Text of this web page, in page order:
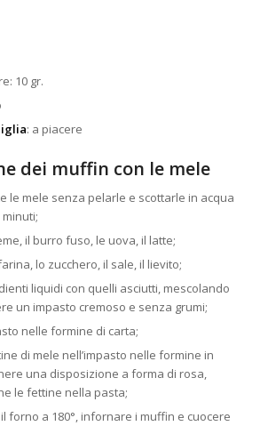
10 gr.
: a piacere
dei muffin con le mele
le mele senza pelarle e scottarle in acqua
il burro fuso, le uova, il latte;
lo zucchero, il sale, il lievito;
liquidi con quelli asciutti, mescolando
un impasto cremoso e senza grumi;
nelle formine di carta;
di mele nell’impasto nelle formine in
una disposizione a forma di rosa,
le fettine nella pasta;
forno a 180°, infornare i muffin e cuocere